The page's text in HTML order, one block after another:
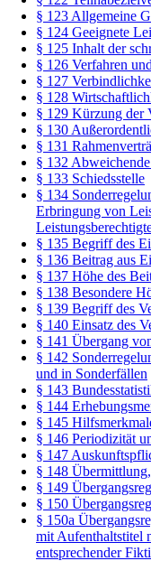
§ 123 Allgemeine
§ 124 Geeignete
§ 125 Inhalt der
§ 126 Verfahren
§ 127
§ 128
§ 129 Kürzung der
§ 130
§ 131
§ 132
§ 133 Schiedsstelle
§ 134
Erbringung von
§ 135 Begriff des
§ 136 Beitrag aus
§ 137 Höhe des
§ 138 Besondere
§ 139 Begriff des
§ 140 Einsatz des
§ 141 Übergang
§ 142
und in Sonderfällen
§ 143
§ 144
§ 145
§ 146 Periodizität
§ 147
§ 148
§ 149
§ 150
§ 150a
mit Aufenthaltstitel
entsprechender